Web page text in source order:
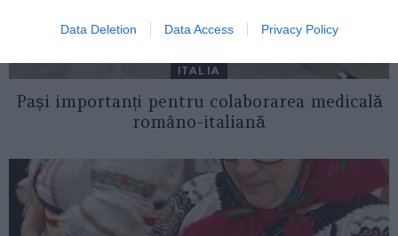
Data Deletion Data Access Privacy Policy
ITALIA
Pași importanți pentru colaborarea medicală
româno-italiană